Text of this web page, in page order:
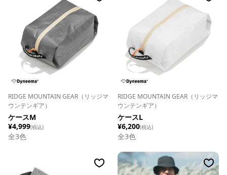
RIDGE MOUNTAIN GEAR（リッジマ
ウンテンギア）
ケースM
¥4,999(税込)
全3色
RIDGE MOUNTAIN GEAR（リッジマ
ウンテンギア）
ケースL
¥6,200(税込)
全3色